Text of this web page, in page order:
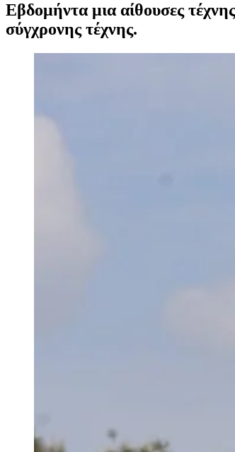
Εβδομήντα μια αίθουσες
σύγχρονης τέχνης.